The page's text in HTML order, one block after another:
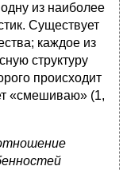
из наиболее
Существует
каждое из
структуру
происходит
«смешиваю» (1,